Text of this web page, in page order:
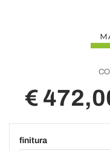
€
finitura